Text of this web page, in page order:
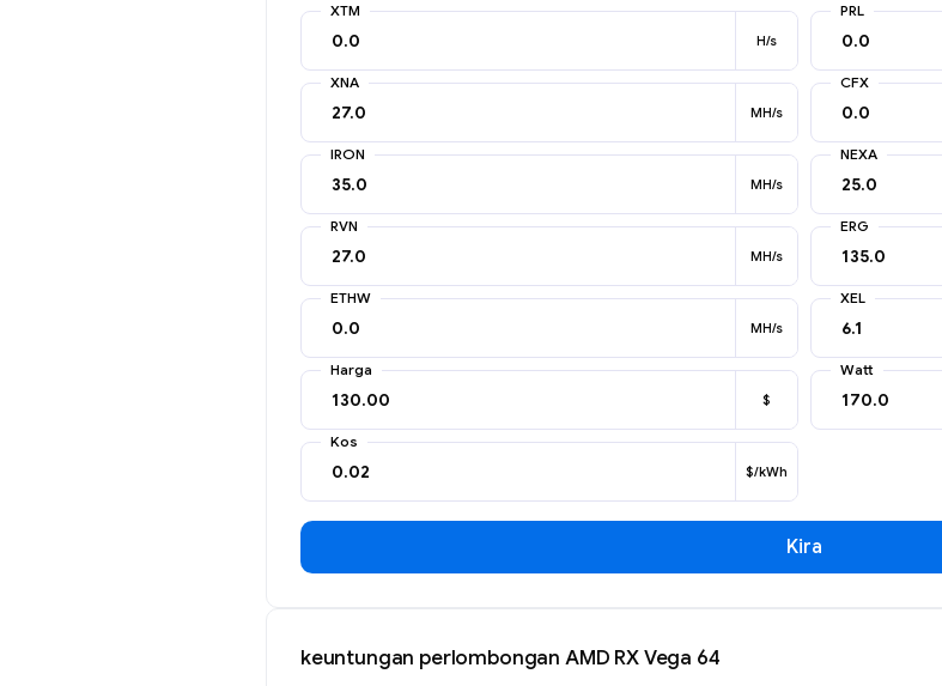
XTM
H/s
PRL
XNA
MH/s
CFX
IRON
MH/s
NEXA
RVN
MH/s
ERG
ETHW
MH/s
XEL
Harga
$
Watt
Kos
$/kWh
Kira
keuntungan perlombongan AMD RX Vega 64